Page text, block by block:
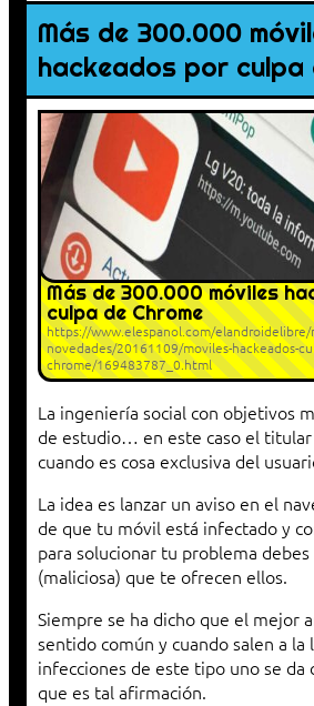
Más de 300.000
hackeados por culpa
Más de 300.000 móviles
culpa de Chrome
https://www.elespanol.com/elandroidelibre/
novedades/20161109/moviles-hackeados-
chrome/169483787_0.html
La ingeniería social con objetivos
de estudio… en este caso el titular
cuando es cosa exclusiva del
La idea es lanzar un aviso en el
de que tu móvil está infectado y
para solucionar tu problema
(maliciosa) que te ofrecen ellos.
Siempre se ha dicho que el mejor
sentido común y cuando salen a la
infecciones de este tipo uno se da
que es tal afirmación.